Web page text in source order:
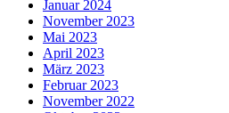
Januar 2024
November 2023
Mai 2023
April 2023
März 2023
Februar 2023
November 2022